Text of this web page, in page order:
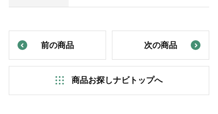
前の商品
商品お探しナビトップへ
次の商品